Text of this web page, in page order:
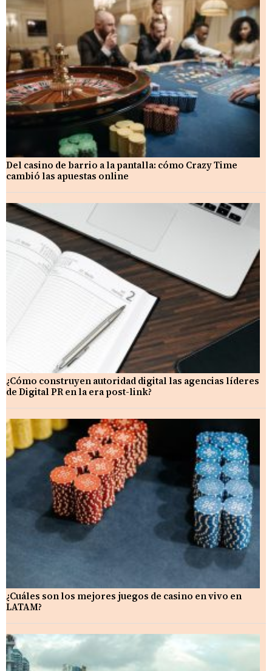
Del casino de barrio a la pantalla: cómo Crazy Time
cambió las apuestas online
¿Cómo construyen autoridad digital las agencias líderes
de Digital PR en la era post-link?
¿Cuáles son los mejores juegos de casino en vivo en
LATAM?